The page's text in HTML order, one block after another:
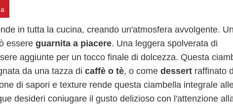
in tutta la cucina, creando un'atmosfera avvolgente.
essere guarnita a piacere. Una leggera spolverata di
aggiunte per un tocco finale di dolcezza. Questa
da una tazza di caffè o tè, o come dessert raffinato
di sapori e texture rende questa ciambella integrale
desideri coniugare il gusto delizioso con l'attenzione